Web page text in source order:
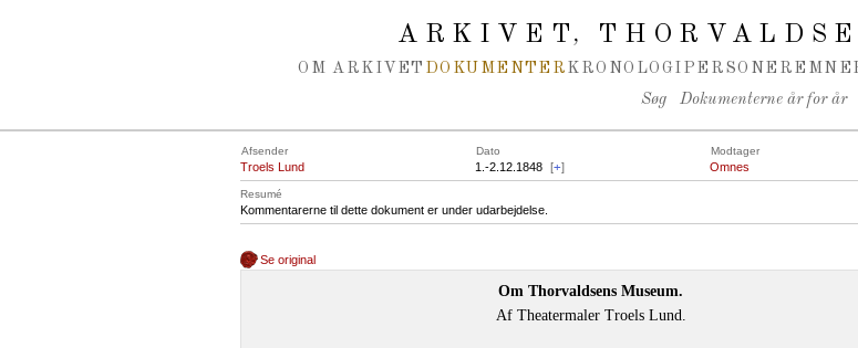
ARKIVET,
OM ARKIVET DOKUMENTER KRONOLOGI PERSONER
Søg Dokumenterne år for år
Afsender Dato Modtager
Troels Lund 1.-2.12.1848 [+] Omnes
Resumé
Kommentarerne til dette dokument er under udarbejdelse.
Se original
Om Thorvaldsens Museum.
Af Theatermaler Troels Lund.